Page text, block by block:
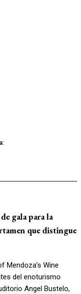
gala para la
que distingue
Mendoza’s Wine
del enoturismo
Angel Bustelo,